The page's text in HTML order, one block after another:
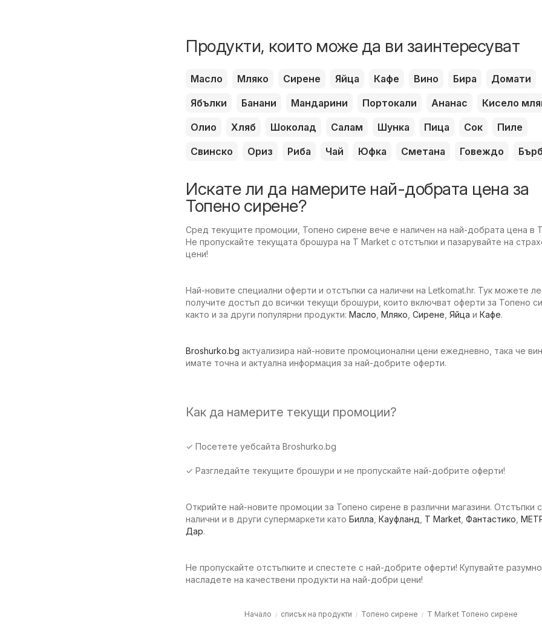
Продукти, които може да ви заинтересуват
Масло Мляко Сирене Яйца Кафе Вино Бира
Домати
Ябълки
Банани Мандарини Портокали Ананас
Кисело
Олио
Хляб Шоколад Салам Шунка Пица Сок
Пиле
Свинско
Ориз Риба Чай Юфка Сметана Говеждо
Искате ли да намерите най-добрата цена за
Топено сирене?
Сред текущите промоции, Топено сирене вече е наличен на най-добрата цена в
Не пропускайте текущата брошура на T Market с отстъпки и пазарувайте на
цени!
Най-новите специални оферти и отстъпки са налични на Letkomat.hr. Тук можете
получите достъп до всички текущи брошури, които включват оферти за Топено
както и за други популярни продукти: Масло Мляко Сирене Яйца и Кафе.
Broshurko.bg актуализира най-новите промоционални цени ежедневно, така че
имате точна и актуална информация за най-добрите оферти.
Как да намерите текущи промоции?
✓ Посетете уебсайта Broshurko.bg
✓ Разгледайте текущите брошури и не пропускайте най-добрите оферти!
Открийте най-новите промоции за Топено сирене в различни магазини. Отстъпки
налични и в други супермаркети като Билла Кауфланд T Market Фантастико
Дар.
Не пропускайте отстъпките и спестете с най-добрите оферти! Купувайте
насладете на качествени продукти на най-добри цени!
Начало списък на продукти Топено сирене T Market Топено сирене